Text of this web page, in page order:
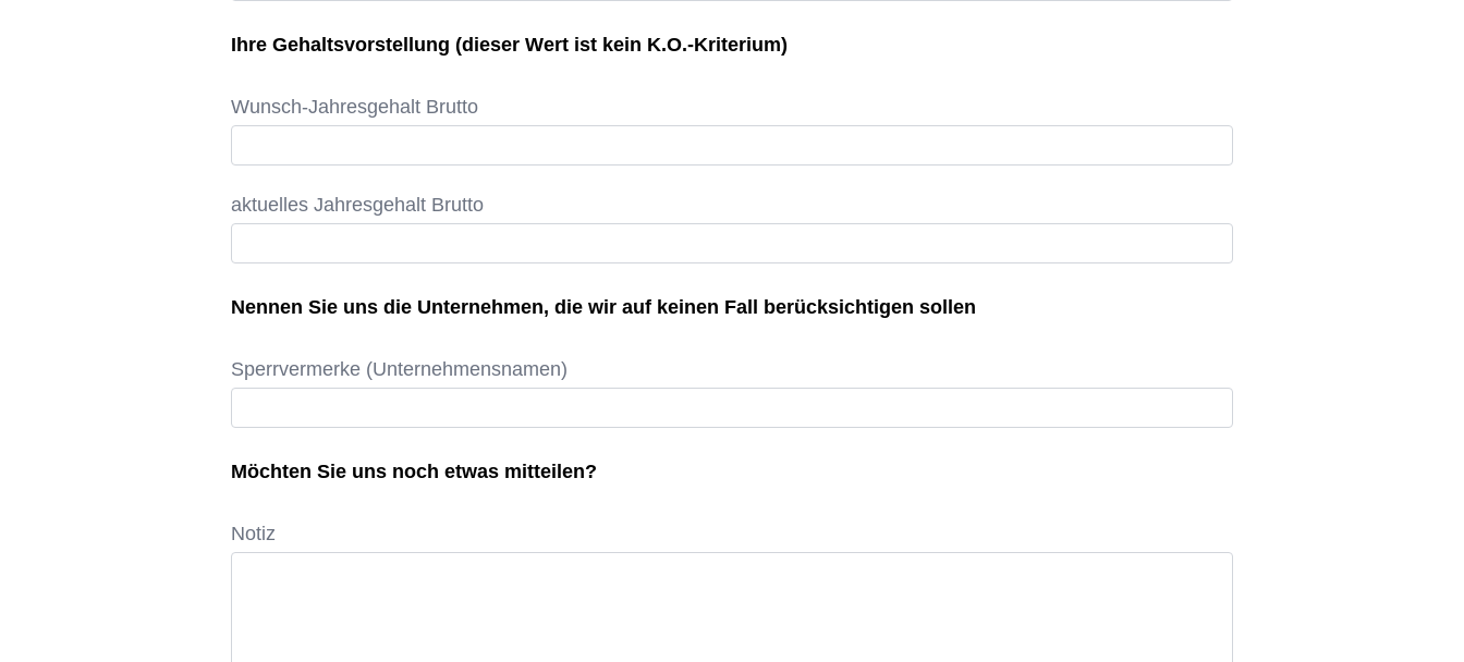
Ihre Gehaltsvorstellung (dieser Wert ist kein K.O.-Kriterium)
Wunsch-Jahresgehalt Brutto
aktuelles Jahresgehalt Brutto
Nennen Sie uns die Unternehmen, die wir auf keinen Fall berücksichtigen sollen
Sperrvermerke (Unternehmensnamen)
Möchten Sie uns noch etwas mitteilen?
Notiz